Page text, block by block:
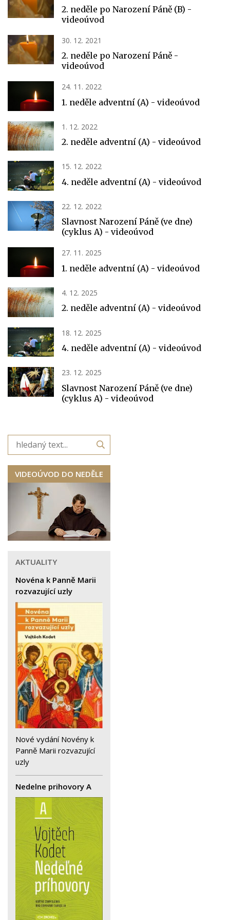
2. neděle po Narození Páně (B) -
videoúvod
30. 12. 2021
2. neděle po Narození Páně -
videoúvod
24. 11. 2022
1. neděle adventní (A) - videoúvod
1. 12. 2022
2. neděle adventní (A) - videoúvod
15. 12. 2022
4. neděle adventní (A) - videoúvod
22. 12. 2022
Slavnost Narození Páně (ve dne)
(cyklus A) - videoúvod
27. 11. 2025
1. neděle adventní (A) - videoúvod
4. 12. 2025
2. neděle adventní (A) - videoúvod
18. 12. 2025
4. neděle adventní (A) - videoúvod
23. 12. 2025
Slavnost Narození Páně (ve dne)
(cyklus A) - videoúvod
VIDEOÚVOD DO NEDĚLE
AKTUALITY
Novéna k Panně Marii
rozvazující uzly
Nové vydání Novény k
Panně Marii rozvazující
uzly
Nedelne prihovory A